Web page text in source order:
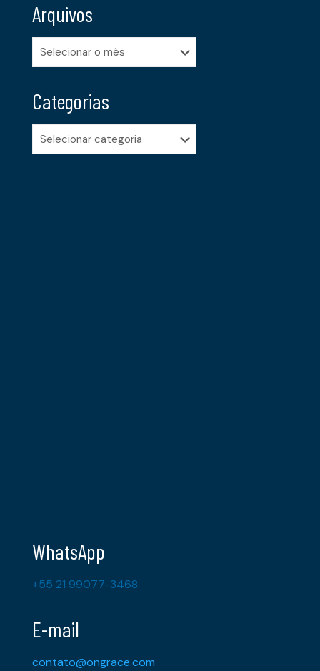
Arquivos
Arquivos
Categorias
Categorias
WhatsApp
+55 21 99077-3468
E-mail
contato@ongrace.com